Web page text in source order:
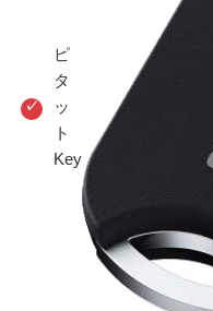
ピ
タ
ッ
ト
Key